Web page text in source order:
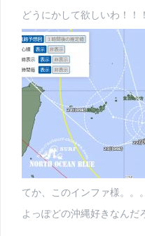
どうにかして欲しいわ！！！
てか、このインファ様。。。
よっぽどの沖縄好きなんだ